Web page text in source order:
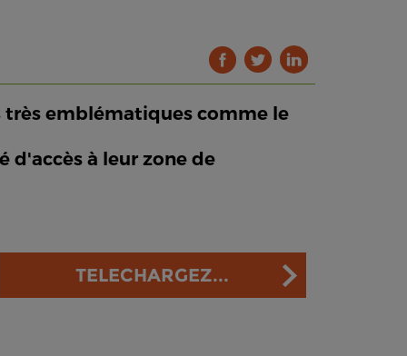
très emblématiques comme le
d'accès à leur zone de
TELECHARGEZ...